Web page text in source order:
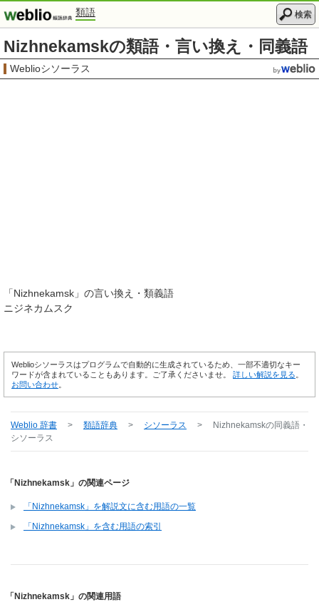
類語 検索
Nizhnekamskの類語・言い換え・同義語
Weblioシソーラス
「Nizhnekamsk 」の言い換え・類義語
ニジネカムスク
Weblioシソーラスはプログラムで自動的に生成されているため、一部不適切なキー
ワードが含まれていることもあります。ご了承くださいませ。 詳しい解説を見る
お問い合わせ
Weblio 辞書 > 類語辞典 > シソーラス > Nizhnekamskの同義語・
シソーラス
「Nizhnekamsk」の関連ページ
「Nizhnekamsk」を解説文に含む用語の一覧
「Nizhnekamsk」を含む用語の索引
「Nizhnekamsk」の関連用語